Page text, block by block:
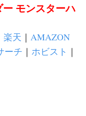
ー モンスターハ
楽天 ｜ AMAZON
ーチ ｜ ホビスト ｜